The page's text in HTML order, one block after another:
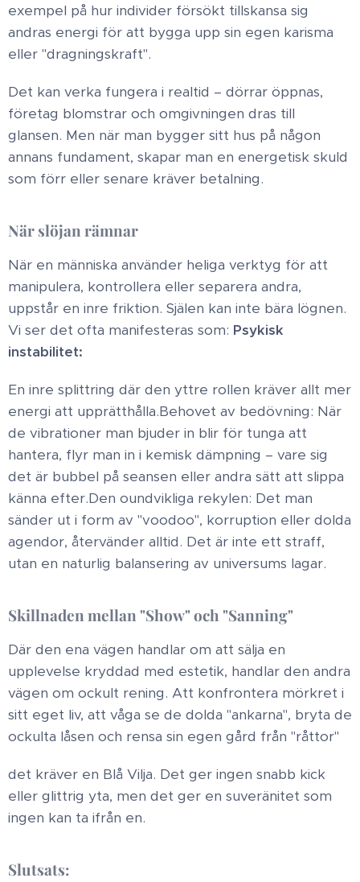
exempel på hur individer försökt tillskansa sig
andras energi för att bygga upp sin egen karisma
eller "dragningskraft".
Det kan verka fungera i realtid – dörrar öppnas,
företag blomstrar och omgivningen dras till
glansen. Men när man bygger sitt hus på någon
annans fundament, skapar man en energetisk skuld
som förr eller senare kräver betalning. ​
När slöjan rämnar ​
När en människa använder heliga verktyg för att
manipulera, kontrollera eller separera andra,
uppstår en inre friktion. Själen kan inte bära lögnen.
Vi ser det ofta manifesteras som: ​ Psykisk
instabilitet:
En inre splittring där den yttre rollen kräver allt mer
energi att upprätthålla. ​Behovet av bedövning: När
de vibrationer man bjuder in blir för tunga att
hantera, flyr man in i kemisk dämpning – vare sig
det är bubbel på seansen eller andra sätt att slippa
känna efter. ​Den oundvikliga rekylen: Det man
sänder ut i form av "voodoo", korruption eller dolda
agendor, återvänder alltid. Det är inte ett straff,
utan en naturlig balansering av universums lagar. ​
Skillnaden mellan "Show" och "Sanning" ​
Där den ena vägen handlar om att sälja en
upplevelse kryddad med estetik, handlar den andra
vägen om ockult rening. Att konfrontera mörkret i
sitt eget liv, att våga se de dolda "ankarna", bryta de
ockulta låsen och rensa sin egen gård från "råttor"
det kräver en Blå Vilja. Det ger ingen snabb kick
eller glittrig yta, men det ger en suveränitet som
ingen kan ta ifrån en. ​
Slutsats: